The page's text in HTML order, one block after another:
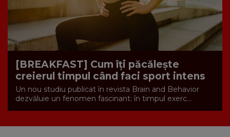
[BREAKFAST] Cum îți păcălește
creierul timpul când faci sport intens
Un nou studiu publicat în revista Brain and Behavior
dezvăluie un fenomen fascinant: în timpul exerc...